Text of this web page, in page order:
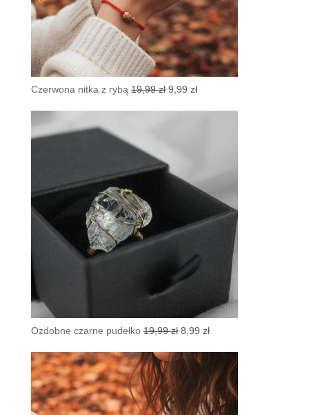
Czerwona nitka z rybą 19,99zł Pierwotna
9,99 złAktualna
Ozdobne czarne pudełko 19,99zł Pierwotna
wynosiła:
19,99 zł.
8,99 złAktualna
wynosi:
8,99 zł.